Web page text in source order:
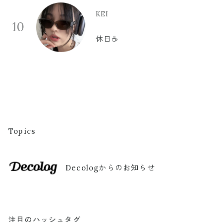
10
KEI
休日☕️
Topics
Decologからのお知らせ
注目のハッシュタグ